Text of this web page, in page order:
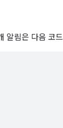
알림은 다음 코